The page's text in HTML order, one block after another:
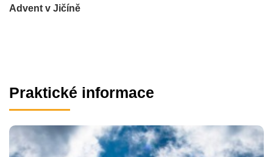
Advent v Jičíně
Praktické informace